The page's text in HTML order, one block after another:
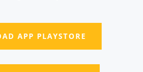
APP PLAYSTORE